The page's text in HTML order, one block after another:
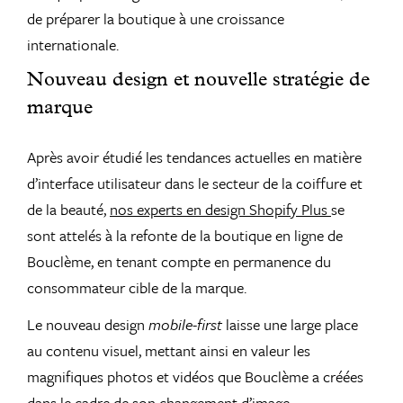
de préparer la boutique à une croissance
internationale.
Nouveau design et nouvelle stratégie de
marque
Après avoir étudié les tendances actuelles en matière
d’interface utilisateur dans le secteur de la coiffure et
de la beauté, nos experts en design Shopify Plusse
sont attelés à la refonte de la boutique en ligne de
Bouclème, en tenant compte en permanence du
consommateur cible de la marque.
Le nouveau design mobile-first laisse une large place
au contenu visuel, mettant ainsi en valeur les
magnifiques photos et vidéos que Bouclème a créées